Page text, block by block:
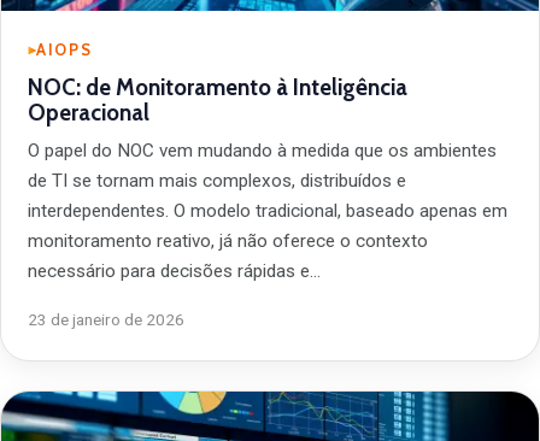
AIOPS
NOC: de Monitoramento à Inteligência
Operacional
O papel do NOC vem mudando à medida que os ambientes
de TI se tornam mais complexos, distribuídos e
interdependentes. O modelo tradicional, baseado apenas em
monitoramento reativo, já não oferece o contexto
necessário para decisões rápidas e…
23 de janeiro de 2026